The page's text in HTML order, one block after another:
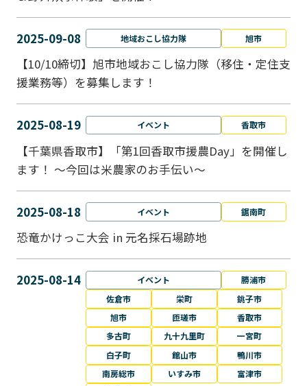
2025-09-08 地域おこし協力隊 旭市
【10/10締切】旭市地域おこし協力隊（移住・定住支
援業務等）を募集します！
2025-08-19 イベント 香取市
【千葉県香取市】「第1回香取市援農Day」を開催し
ます！ ～今回は米農家のお手伝い～
2025-08-18 イベント 鋸南町
恐竜かけっこ大会 in 元名採石場跡地
2025-08-14 イベント
勝浦市
佐倉市
栄町
銚子市
旭市
匝瑳市
香取市
多古町
九十九里町
一宮町
白子町
館山市
鴨川市
南房総市
いすみ市
富津市